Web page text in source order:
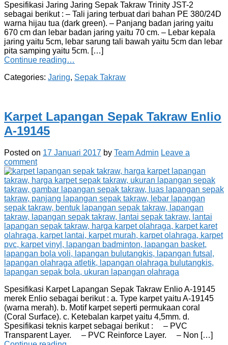
Spesifikasi Jaring Jaring Sepak Takraw Trinity JST-2
sebagai berikut : – Tali jaring terbuat dari bahan PE 380/24D
warna hijau tua (dark green). – Panjang badan jaring yaitu
670 cm dan lebar badan jaring yaitu 70 cm. – Lebar kepala
jaring yaitu 5cm, lebar sarung tali bawah yaitu 5cm dan lebar
pita samping yaitu 5cm. […]
Continue reading…
Categories: Jaring, Sepak Takraw
Karpet Lapangan Sepak Takraw Enlio
A-19145
Posted on 17 Januari 2017 by Team Admin Leave a
comment
Spesifikasi Karpet Lapangan Sepak Takraw Enlio A-19145
merek Enlio sebagai berikut : a. Type karpet yaitu A-19145
(warna merah). b. Motif karpet seperti permukaan coral
(Coral Surface). c. Ketebalan karpet yaitu 4,5mm. d.
Spesifikasi teknis karpet sebagai berikut : – PVC
Transparent Layer. – PVC Reinforce Layer. – Non […]